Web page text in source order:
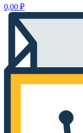
0,00 ₽